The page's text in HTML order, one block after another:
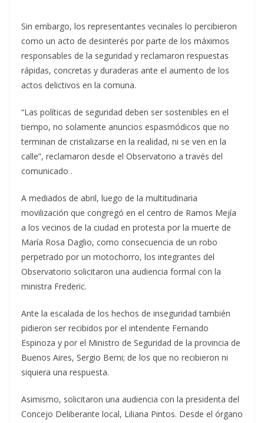
Sin embargo, los representantes vecinales lo percibieron
como un acto de desinterés por parte de los máximos
responsables de la seguridad y reclamaron respuestas
rápidas, concretas y duraderas ante el aumento de los
actos delictivos en la comuna.
“Las políticas de seguridad deben ser sostenibles en el
tiempo, no solamente anuncios espasmódicos que no
terminan de cristalizarse en la realidad, ni se ven en la
calle”, reclamaron desde el Observatorio a través del
comunicado .
A mediados de abril, luego de la multitudinaria
movilización que congregó en el centro de Ramos Mejía
a los vecinos de la ciudad en protesta por la muerte de
María Rosa Daglio, como consecuencia de un robo
perpetrado por un motochorro, los integrantes del
Observatorio solicitaron una audiencia formal con la
ministra Frederic.
Ante la escalada de los hechos de inseguridad también
pidieron ser recibidos por el intendente Fernando
Espinoza y por el Ministro de Seguridad de la provincia de
Buenos Aires, Sergio Berni; de los que no recibieron ni
siquiera una respuesta.
Asimismo, solicitaron una audiencia con la presidenta del
Concejo Deliberante local, Liliana Pintos. Desde el órgano